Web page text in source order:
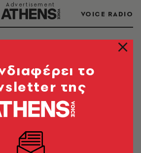
VOICE RADIO
Κερκύρας, 5
τραγουδιστής, συνθέτης,
πρώην αθλητής του άλματος
το
της